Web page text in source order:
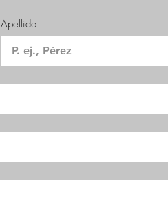
Apellido